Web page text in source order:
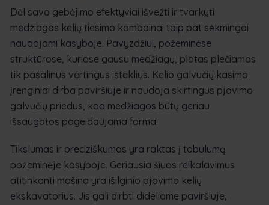
Dėl savo gebėjimo efektyviai išvežti ir tvarkyti
medžiagas kelių tiesimo kombainai taip pat sėkmingai
naudojami kasyboje. Pavyzdžiui, požeminėse
struktūrose, kuriose gausu medžiagų, plotas plečiamas
tik pašalinus vertingus išteklius. Kelio galvučių kasimo
įrenginiai dirba paviršiuje ir naudoja skirtingus pjovimo
galvučių priedus, kad medžiagos būtų geriau
išsaugotos pageidaujama forma.
Tikslumas ir preciziškumas yra raktas į tobulumą
požeminėje kasyboje. Geriausia šiuos reikalavimus
atitinkanti mašina yra išilginio pjovimo kelių
ekskavatorius. Jis gali dirbti dideliame paviršiuje,